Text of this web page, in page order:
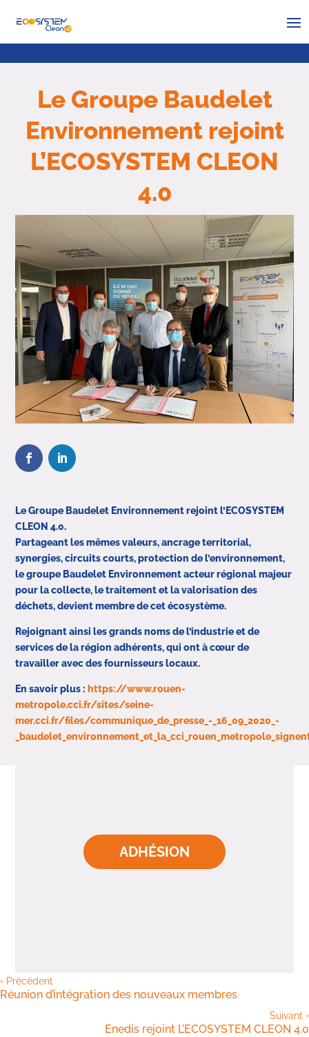
Le Groupe Baudelet
Environnement rejoint
L’ECOSYSTEM CLEON
4.0
Le Groupe Baudelet Environnement rejoint l’ECOSYSTEM
CLEON 4.0.
Partageant les mêmes valeurs, ancrage territorial,
synergies, circuits courts, protection de l’environnement,
le groupe Baudelet Environnement acteur régional majeur
pour la collecte, le traitement et la valorisation des
déchets, devient membre de cet écosystème.
Rejoignant ainsi les grands noms de l’industrie et de
services de la région adhérents, qui ont à cœur de
travailler avec des fournisseurs locaux.
En savoir plus : https://www.rouen-
metropole.cci.fr/sites/seine-
mer.cci.fr/files/communique_de_presse_-_16_09_2020_-
ADHÉSION
‹ Précédent
Réunion d’intégration des nouveaux membres
Suivant ›
Enedis rejoint L’ECOSYSTEM CLEON 4.0